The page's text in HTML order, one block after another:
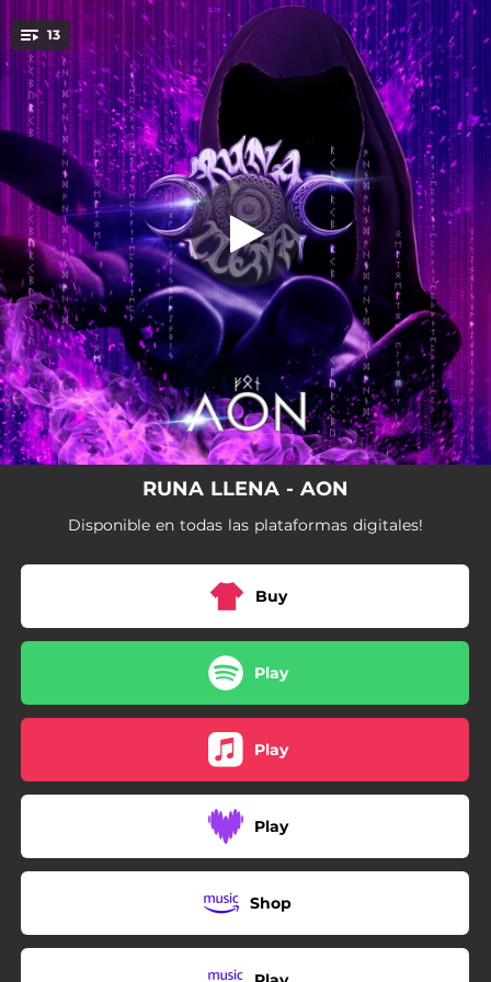
You're all set!
13 Aon Overture
Aon Overture
01:36
Keltoi
05:49
Lado Oscuro
04:54
Un Nuevo Comienzo
06:11
Mi Universo
04:29
Primera Llamada
06:50
Dagda, El Druida Irlandés
05:06
Inspiración
05:37
Mi Momento
05:01
Nunca Apagarán Tu Luz
Actos de Fe
06:16
RUNA LLENA - AON
Disponible en todas las plataformas digitales!
Buy
Play
Play
Play
Shop